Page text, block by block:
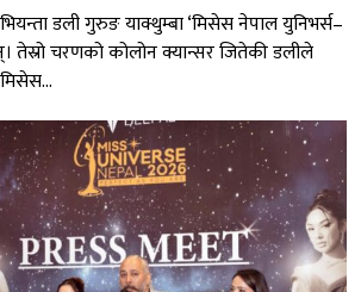
डली गुरुङ याक्थुम्बा ‘मिसेस नेपाल युनिभर्स–
तेस्रो चरणको कोलोन क्यान्सर जितेकी डलीले